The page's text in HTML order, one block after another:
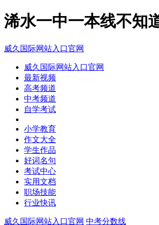
浠水一中一本线不知
威久国际网站入口官网
威久国际网站入口官网
最新视频
高考频道
中考频道
自学考试
小学教育
作文大全
学生作品
好词名句
考试中心
实用文档
职场技能
行业快讯
威久国际网站入口官网 中考分数线